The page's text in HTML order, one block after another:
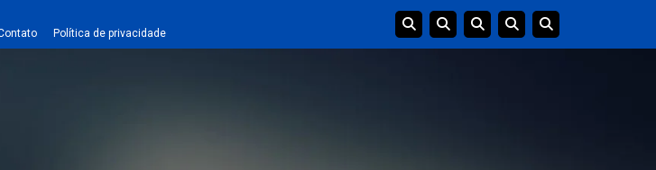
Política de privacidade